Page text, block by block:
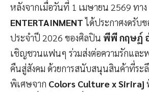
หลังจากเมื่อวันที่ 1 เมษายน 2569 ทาง
ENTERTAINMENTได้ประกาศงดรับ
ประจำปี 2026 ของศิลปิน พีพี กฤษฏ์
เชิญชวนแฟนๆ ร่วมส่งต่อความรักแล
คืนสู่สังคม ด้วยการสนับสนุนสินค้าที่ระ
พิเศษจาก Colors Culture x Siriraj